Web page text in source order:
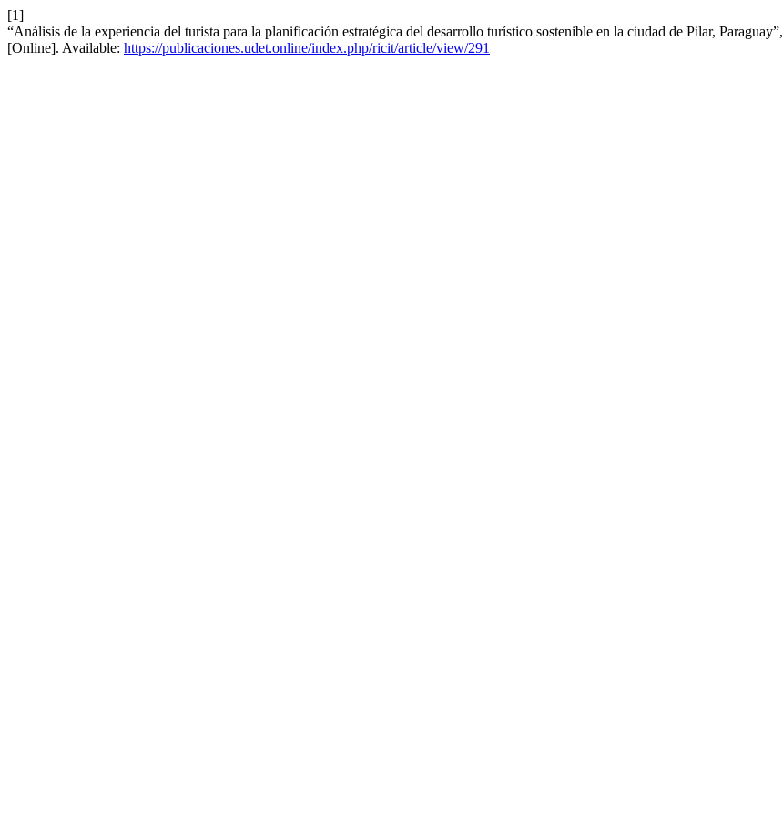
[1]
“Análisis de la experiencia del turista para la planificación estratégica del desarrollo turístico sostenible en la ciudad de Pilar, Paraguay”,
[Online]. Available: https://publicaciones.udet.online/index.php/ricit/article/view/291